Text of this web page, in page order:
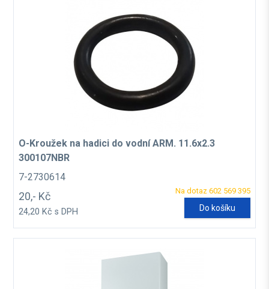
O-Kroužek na hadici do vodní ARM. 11.6x2.3
300107NBR
7-2730614
Na dotaz 602 569 395
20,- Kč
24,20 Kč s DPH Do košíku